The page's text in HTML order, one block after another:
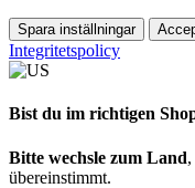
Spara inställningar
Integritetspolicy
Bist du im richtigen
Bitte wechsle zum Land
übereinstimmt.